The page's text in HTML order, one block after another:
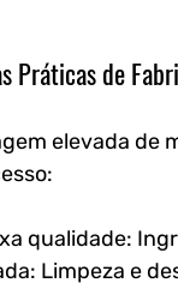
Práticas de
elevada de
qualidade:
Limpeza e